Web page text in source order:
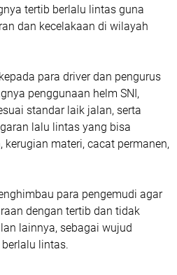
tertib berlalu lintas guna
dan kecelakaan di wilayah
para driver dan pengurus
penggunaan helm SNI,
standar laik jalan, serta
lalu lintas yang bisa
kerugian materi, cacat permanen,
para pengemudi agar
dengan tertib dan tidak
lainnya, sebagai wujud
lintas.